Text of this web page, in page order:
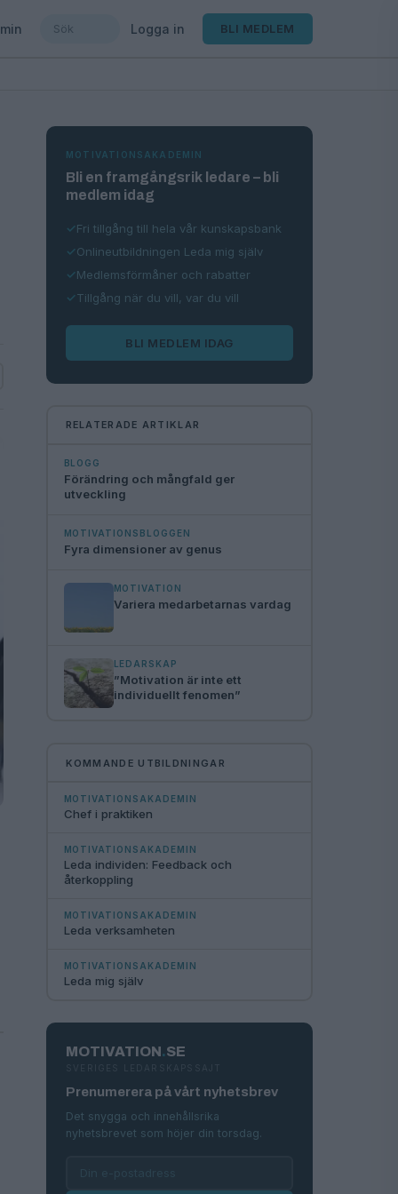
Logga in BLI MEDLEM
MOTIVATIONSAKADEMIN
Bli en framgångsrik ledare – bli
medlem idag
Fri tillgång till hela vår kunskapsbank
Onlineutbildningen Leda mig själv
Medlemsförmåner och rabatter
Tillgång när du vill, var du vill
BLI MEDLEM IDAG
RELATERADE ARTIKLAR
BLOGG
Förändring och mångfald ger
utveckling
MOTIVATIONSBLOGGEN
Fyra dimensioner av genus
MOTIVATION
Variera medarbetarnas vardag
LEDARSKAP
”Motivation är inte ett
individuellt fenomen”
KOMMANDE UTBILDNINGAR
MOTIVATIONSAKADEMIN
Chef i praktiken
MOTIVATIONSAKADEMIN
Leda individen: Feedback och
återkoppling
MOTIVATIONSAKADEMIN
Leda verksamheten
MOTIVATIONSAKADEMIN
Leda mig själv
MOTIVATION.SE
SVERIGES LEDARSKAPSSAJT
Prenumerera på vårt nyhetsbrev
Det snygga och innehållsrika
nyhetsbrevet som höjer din torsdag.